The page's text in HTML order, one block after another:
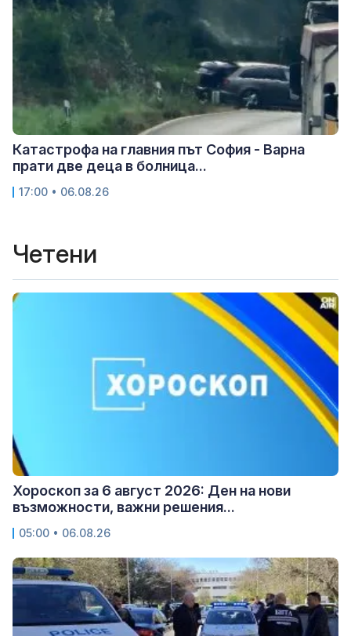
Катастрофа на главния път София - Варна
прати две деца в болница...
17:00 • 06.08.26
Четени
Хороскоп за 6 август 2026: Ден на нови
възможности, важни решения...
05:00 • 06.08.26